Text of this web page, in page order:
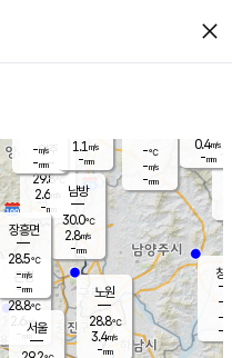
close
양주
29.8℃
2.6
-mm
-℃
-m/s
-mm
창
-
-m/
-
0.4m/s
-mm
은평
28.8℃
2.6 m/s
- mm
노원
28.8℃
3.4m/s
-mm
남방
30.0℃
2.8m/s
-mm
장흥면
28.5℃
-m/s
-mm
-m/s
-mm
서울
1.1 m/s
-mm